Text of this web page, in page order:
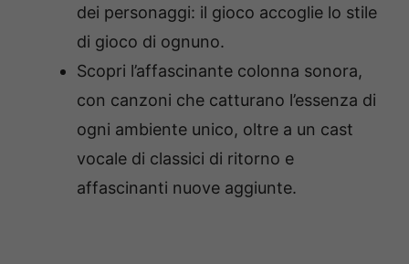
dei personaggi: il gioco accoglie lo stile
di gioco di ognuno.
Scopri l’affascinante colonna sonora,
con canzoni che catturano l’essenza di
ogni ambiente unico, oltre a un cast
vocale di classici di ritorno e
affascinanti nuove aggiunte.